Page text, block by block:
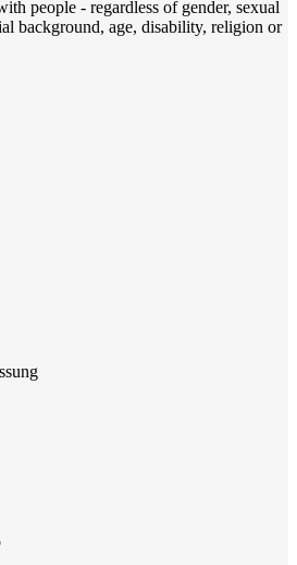
people - regardless of gender, sexual
background, age, disability, religion or